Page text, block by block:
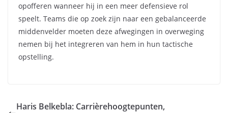
opofferen wanneer hij in een meer defensieve rol
speelt. Teams die op zoek zijn naar een gebalanceerde
middenvelder moeten deze afwegingen in overweging
nemen bij het integreren van hem in hun tactische
opstelling.
Haris Belkebla: Carrièrehoogtepunten,